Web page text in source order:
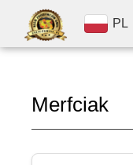
PL
Merfciak